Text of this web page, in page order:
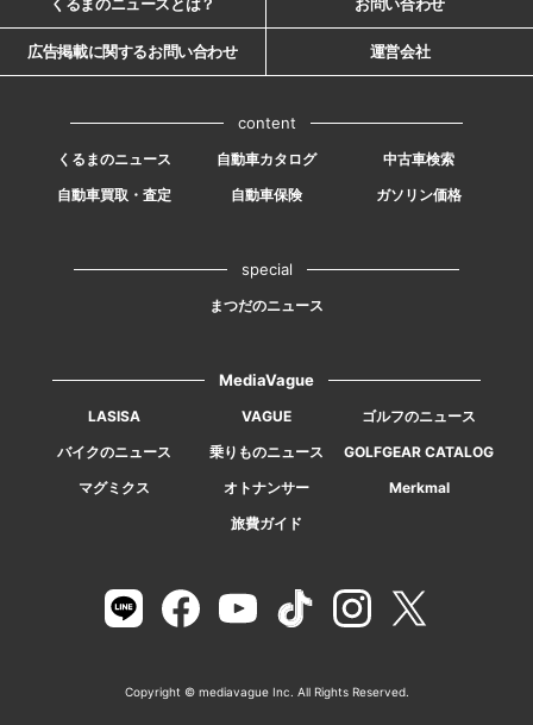
くるまのニュースとは？ お問い合わせ
広告掲載に関するお問い合わせ 運営会社
content
くるまのニュース 自動車カタログ
中古車検索
自動車買取・査定
自動車保険 ガソリン価格
special
まつだのニュース
MediaVague
LASISA VAGUE
ゴルフのニュース
バイクのニュース
乗りものニュース
GOLFGEAR CATALOG
マグミクス
オトナンサー
Merkmal
旅費ガイド
Copyright © mediavague Inc. All Rights Reserved.